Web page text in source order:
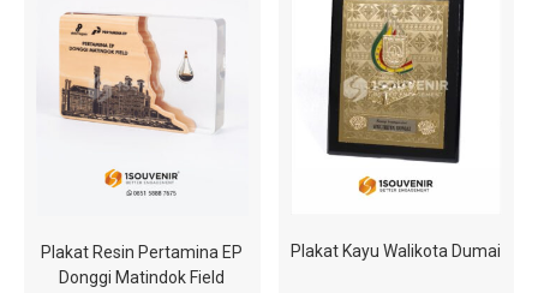
Plakat Resin Pertamina EP
Donggi Matindok Field
Plakat Kayu Walikota Dumai